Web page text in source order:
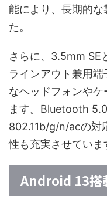
能により、長期的
た。
さらに、3.5mm SE
ラインアウト兼用
なヘッドフォンや
ます。Bluetooth
802.11b/g/n/acの対
性も充実させていま
Android 13搭